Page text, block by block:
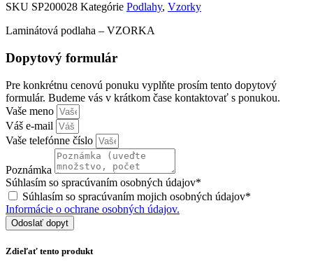
SKU SP200028 Kategórie Podlahy, Vzorky
Laminátová podlaha – VZORKA
Dopytový formulár
Pre konkrétnu cenovú ponuku vyplňte prosím tento dopytový
formulár. Budeme vás v krátkom čase kontaktovať s ponukou.
Vaše meno
Váš e-mail
Vaše telefónne číslo
Poznámka
Súhlasím so spracúvaním osobných údajov*
Súhlasím so spracúvaním mojich osobných údajov*
Informácie o ochrane osobných údajov.
Odoslať dopyt
Zdieľať tento produkt